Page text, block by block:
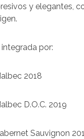
y elegantes,
por:
2018
D.O.C. 2019
Sauvignon